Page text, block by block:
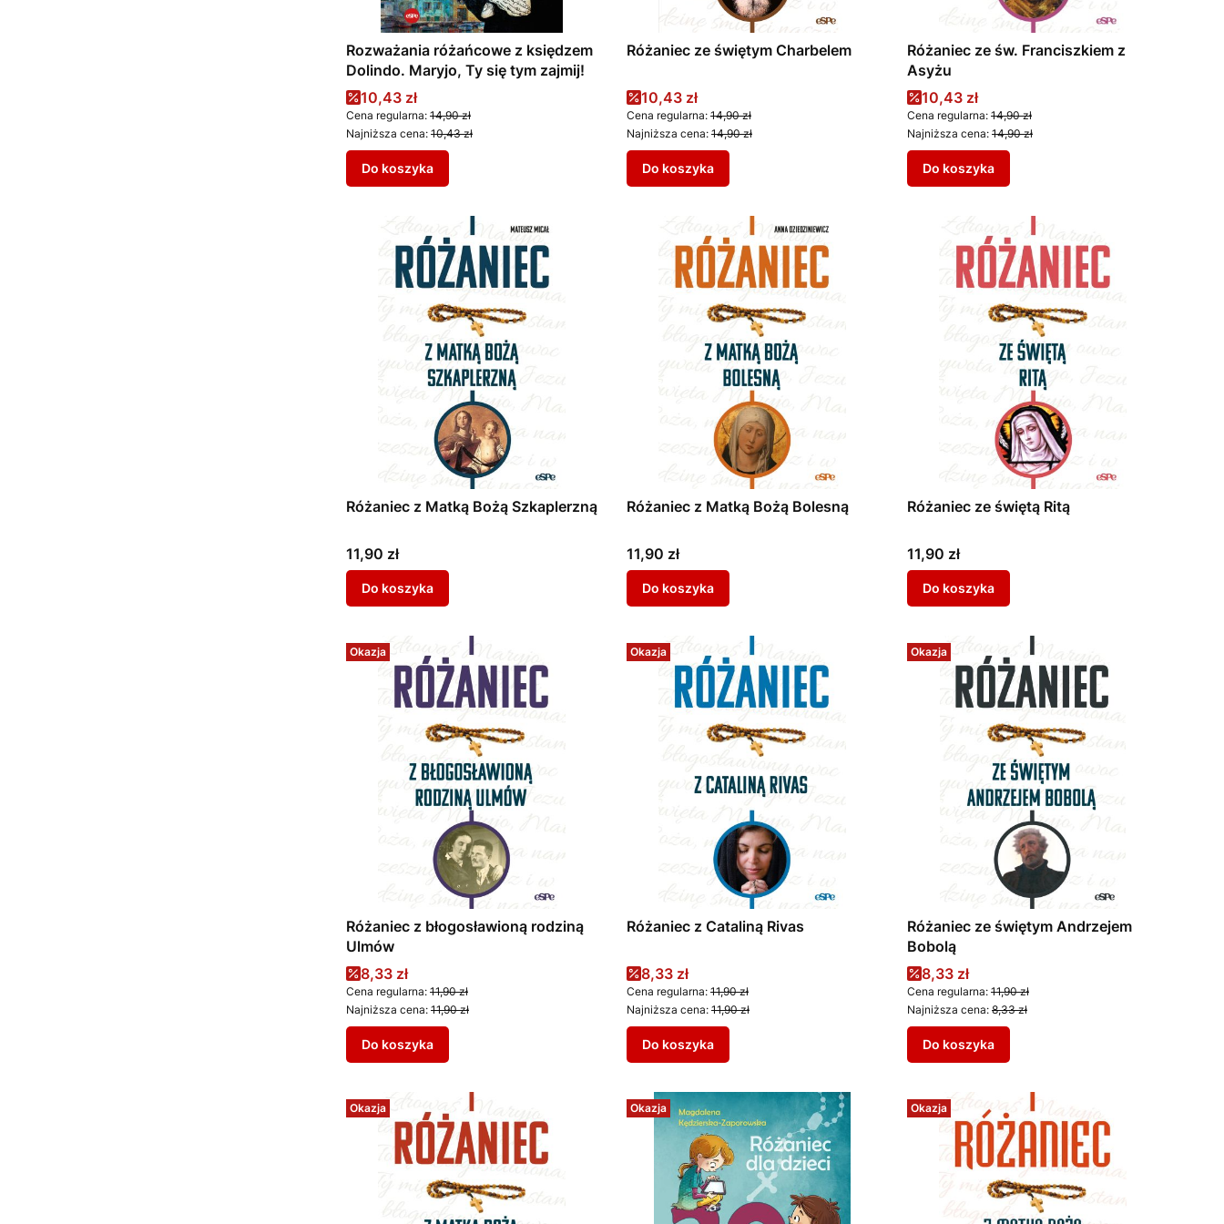
Rozważania różańcowe z księdzem
Dolindo. Maryjo, Ty się tym zajmij!
Cena promocyjna
10,43 zł
Cena regularna: 14,90 zł
Najniższa cena: 10,43 zł
Do koszyka
Różaniec ze świętym Charbelem
Cena promocyjna
10,43 zł
Cena regularna: 14,90 zł
Najniższa cena: 14,90 zł
Do koszyka
Różaniec ze św. Franciszkiem z
Asyżu
Cena promocyjna
10,43 zł
Cena regularna: 14,90 zł
Najniższa cena: 14,90 zł
Do koszyka
Różaniec z Matką Bożą Szkaplerzną
Cena
11,90 zł
Do koszyka
Różaniec z Matką Bożą Bolesną
Cena
11,90 zł
Do koszyka
Różaniec ze świętą Ritą
Cena
11,90 zł
Do koszyka
Okazja
Różaniec z błogosławioną rodziną
Ulmów
Cena promocyjna
8,33 zł
Cena regularna: 11,90 zł
Najniższa cena: 11,90 zł
Do koszyka
Okazja
Różaniec z Cataliną Rivas
Cena promocyjna
8,33 zł
Cena regularna: 11,90 zł
Najniższa cena: 11,90 zł
Do koszyka
Okazja
Różaniec ze świętym Andrzejem
Bobolą
Cena promocyjna
8,33 zł
Cena regularna: 11,90 zł
Najniższa cena: 8,33 zł
Do koszyka
Okazja Okazja Okazja